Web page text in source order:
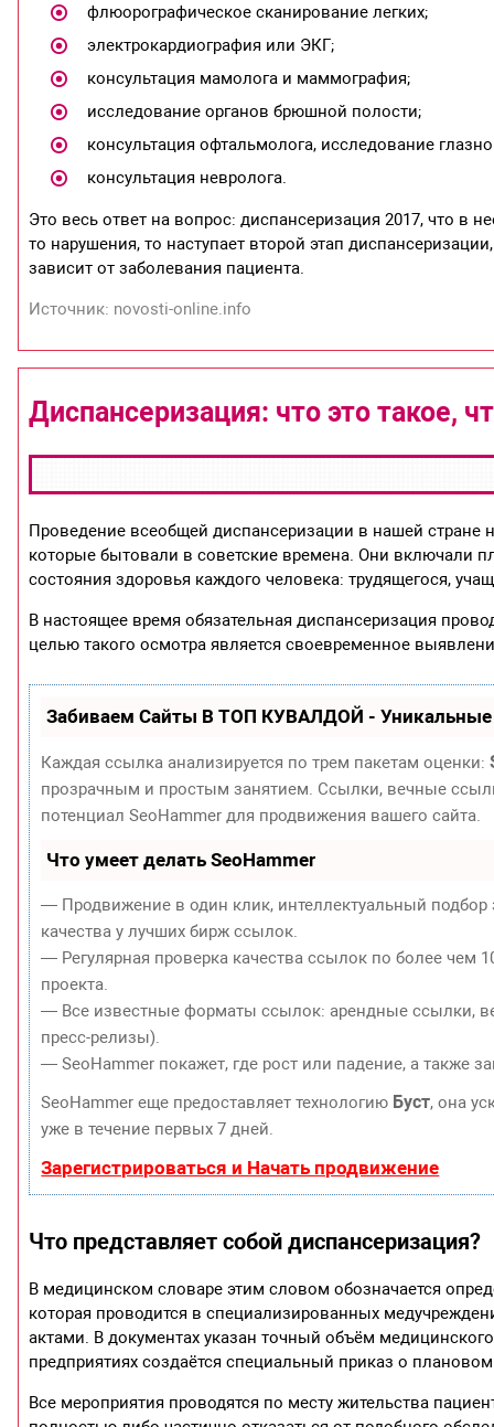
флюорографическое сканирование легких;
электрокардиография или ЭКГ;
консультация мамолога и маммография;
исследование органов брюшной полости;
консультация офтальмолога, исследование
консультация невролога.
Это весь ответ на вопрос: диспансеризация 2017, что в
то нарушения, то наступает второй этап
зависит от заболевания пациента.
Источник: novosti-online.info
Диспансеризация: что это такое,
Проведение всеобщей диспансеризации в нашей стране
которые бытовали в советские времена. Они включали
состояния здоровья каждого человека: трудящегося,
В настоящее время обязательная диспансеризация
целью такого осмотра является своевременное
Забиваем Сайты В ТОП КУВАЛДОЙ - Уникальные
Каждая ссылка анализируется по трем пакетам оценки:
прозрачным и простым занятием. Ссылки, вечные
потенциал SeoHammer для продвижения вашего сайта.
Что умеет делать SeoHammer
— Продвижение в один клик, интеллектуальный
качества у лучших бирж ссылок.
— Регулярная проверка качества ссылок по более чем
проекта.
— Все известные форматы ссылок: арендные ссылки,
пресс-релизы).
— SeoHammer покажет, где рост или падение, а также
SeoHammer еще предоставляет технологию Буст, она
уже в течение первых 7 дней.
Зарегистрироваться и Начать продвижение
Что представляет собой диспансеризация?
В медицинском словаре этим словом обозначается
которая проводится в специализированных
актами. В документах указан точный объём
предприятиях создаётся специальный приказ о
Все мероприятия проводятся по месту жительства